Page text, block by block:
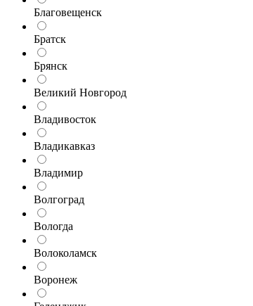
Благовещенск
Братск
Брянск
Великий Новгород
Владивосток
Владикавказ
Владимир
Волгоград
Вологда
Волоколамск
Воронеж